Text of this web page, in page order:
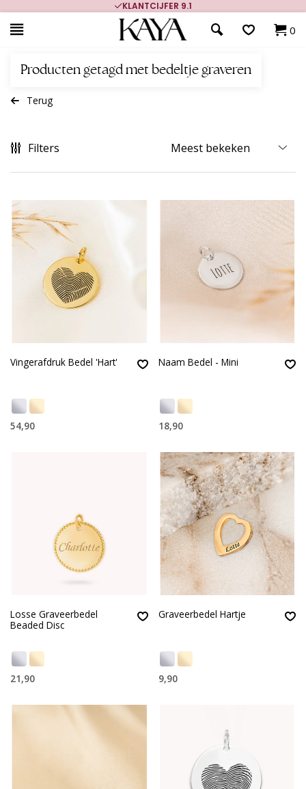
KLANTCIJFER 9.1
0
Producten getagd met bedeltje graveren
Terug
Filters
Vingerafdruk Bedel 'Hart'
54,90
Naam Bedel - Mini
18,90
Losse Graveerbedel
Beaded Disc
21,90
Graveerbedel Hartje
9,90